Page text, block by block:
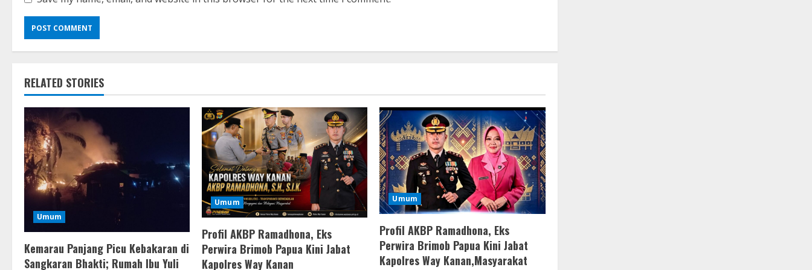
RELATED STORIES
Umum
Kemarau Panjang Picu Kebakaran di
Sangkaran Bhakti; Rumah Ibu Yuli
Umum
Profil AKBP Ramadhona, Eks
Perwira Brimob Papua Kini Jabat
Kapolres Way Kanan
Umum
Profil AKBP Ramadhona, Eks
Perwira Brimob Papua Kini Jabat
Kapolres Way Kanan,Masyarakat